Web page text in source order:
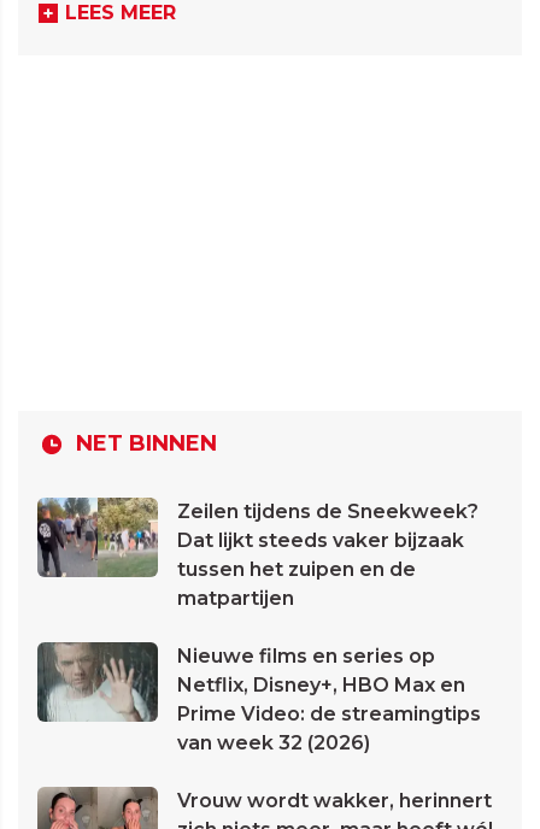
LEES MEER
NET BINNEN
Zeilen tijdens de Sneekweek?
Dat lijkt steeds vaker bijzaak
tussen het zuipen en de
matpartijen
Nieuwe films en series op
Netflix, Disney+, HBO Max en
Prime Video: de streamingtips
van week 32 (2026)
Vrouw wordt wakker, herinnert